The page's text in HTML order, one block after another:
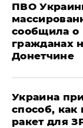
ПВО
сообщила
гражданах
Донетчине
Украина
способ, как
ракет для